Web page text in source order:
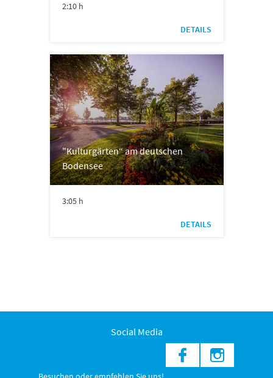
2:10 h
DETAILS
"Kulturgärten“ am deutschen
Bodensee
3:05 h
DETAILS
Social Media